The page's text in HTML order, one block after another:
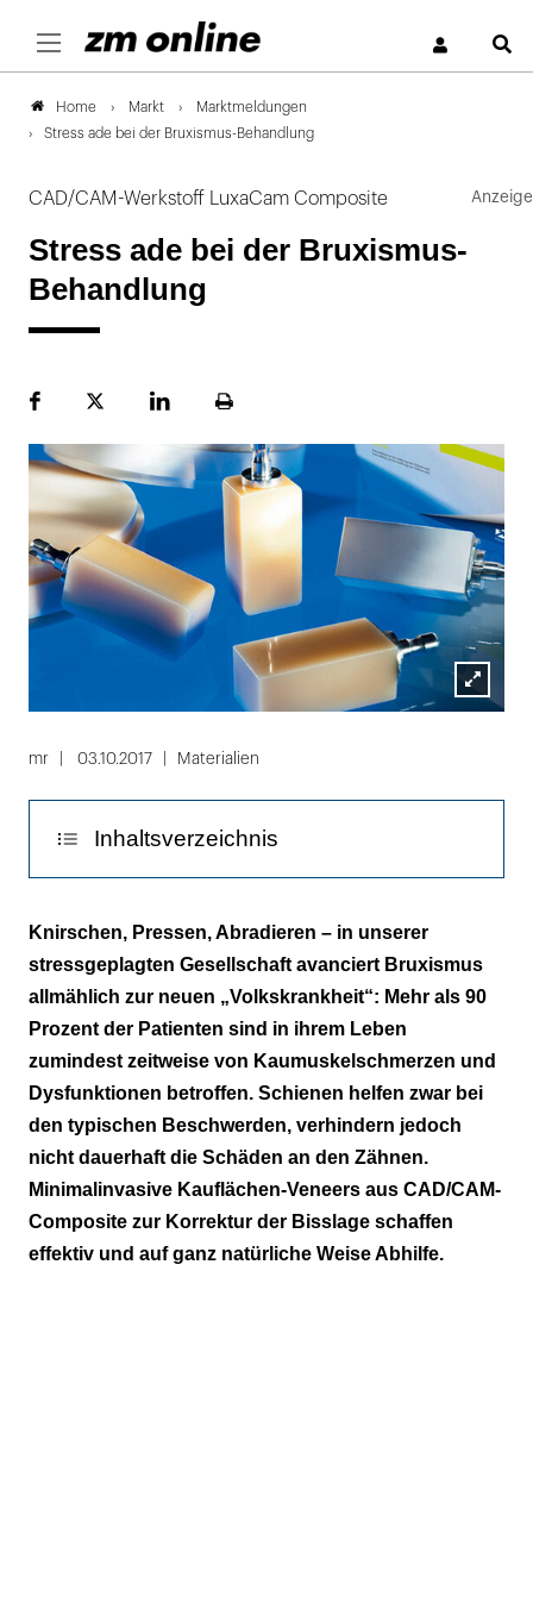
Home Markt
Marktmeldungen
Stress ade bei der Bruxismus-Behandlung
CAD/CAM-Werkstoff LuxaCam Composite
Stress ade bei der Bruxismus-
Behandlung
FacebookPlattformLinekdInSeite
Lightbox
mr 03.10.2017 Materialien
Inhaltsverzeichnis
Wegweisende Therapieform
Flexible Einsatzmöglichkeiten
Knirschen, Pressen, Abradieren – in unserer
stressgeplagten Gesellschaft avanciert Bruxismus
allmählich zur neuen „Volkskrankheit“: Mehr als 90
Prozent der Patienten sind in ihrem Leben
zumindest zeitweise von Kaumuskelschmerzen und
Dysfunktionen betroffen. Schienen helfen zwar bei
den typischen Beschwerden, verhindern jedoch
nicht dauerhaft die Schäden an den Zähnen.
Minimalinvasive Kauflächen-Veneers aus CAD/CAM-
Composite zur Korrektur der Bisslage schaffen
effektiv und auf ganz natürliche Weise Abhilfe.